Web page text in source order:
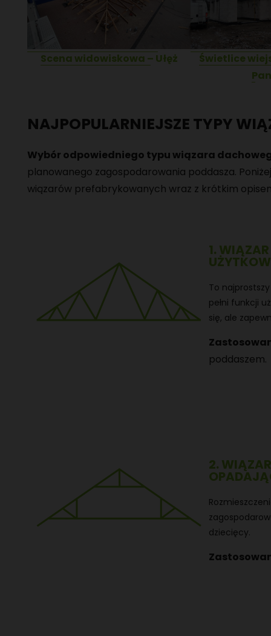
Scena widowiskowa – Ułęż
Świetlice
NAJPOPULARNIEJSZE TYPY
Wybór odpowiedniego typu wiązara
planowanego zagospodarowania poddasza.
wiązarów prefabrykowanych wraz z krótkim
1.
To
pełni funkcji
się, ale
poddaszem.
2.
dziecięcy.